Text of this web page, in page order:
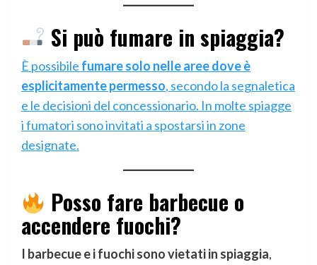
Si può fumare in spiaggia?
È possibile fumare solo nelle aree dove è
esplicitamente permesso, secondo la segnaletica
e le decisioni del concessionario. In molte spiagge
i fumatori sono invitati a spostarsi in zone
designate.
Posso fare barbecue o
accendere fuochi?
I barbecue e i fuochi sono vietati in spiaggia,